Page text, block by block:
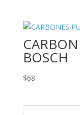
BOSCH
$68